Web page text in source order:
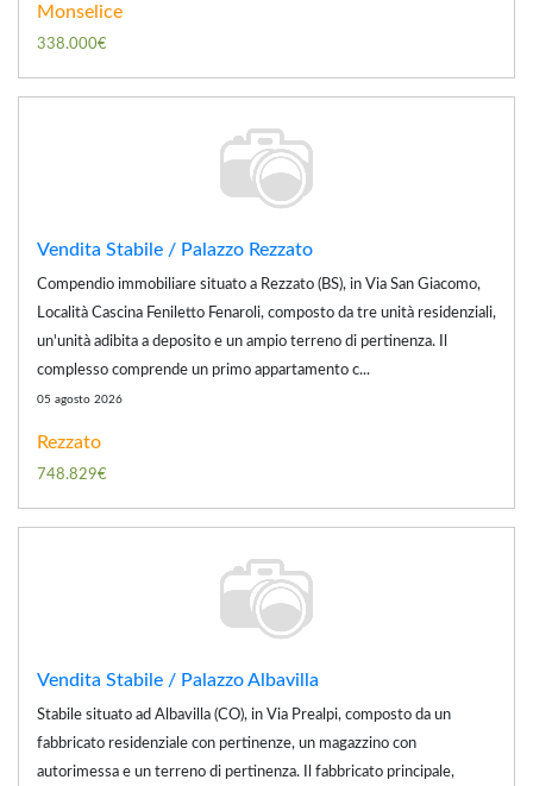
Monselice
338.000€
Vendita Stabile / Palazzo Rezzato
Compendio immobiliare situato a Rezzato (BS), in Via San Giacomo,
Località Cascina Feniletto Fenaroli, composto da tre unità residenziali,
un'unità adibita a deposito e un ampio terreno di pertinenza. Il
complesso comprende un primo appartamento c...
05 agosto 2026
Rezzato
748.829€
Vendita Stabile / Palazzo Albavilla
Stabile situato ad Albavilla (CO), in Via Prealpi, composto da un
fabbricato residenziale con pertinenze, un magazzino con
autorimessa e un terreno di pertinenza. Il fabbricato principale,